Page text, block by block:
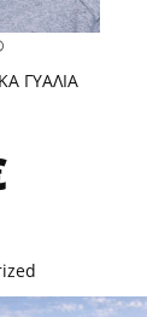
ΓΥΑΛΙΑ